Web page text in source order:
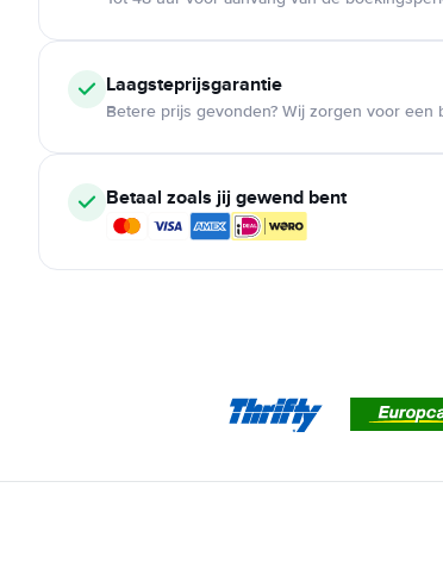
Laagsteprijsgarantie
Betere prijs gevonden? Wij zorgen voor een
Betaal zoals jij gewend bent